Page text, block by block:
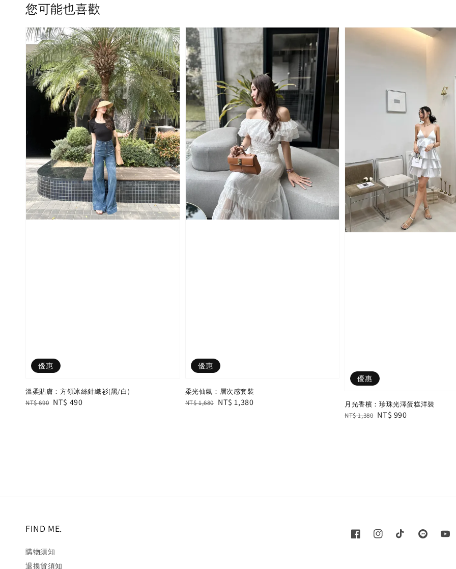
您可能也喜歡
優惠
溫柔貼膚：方領冰絲針織衫(黑/白)
Regular
NT$ 690 Sale
NT$ 490
優惠
柔光仙氣：層次感套裝
Regular
NT$ 1,680 Sale
NT$ 1,380
優惠
月光香檳：珍珠光澤蛋糕洋裝
Regular
NT$ 1,380 Sale
NT$ 990
FIND ME.
購物須知
退換貨須知